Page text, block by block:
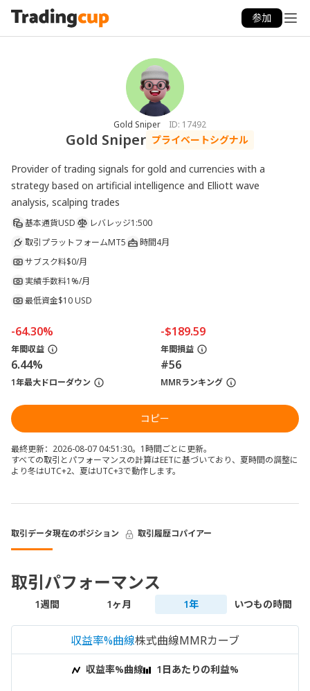
参加
Gold Sniper ID: 17492
Gold Sniper プライベートシグナル
Provider of trading signals for gold and currencies with a
strategy based on artificial intelligence and Elliott wave
analysis, scalping trades
基本通貨USD レバレッジ1:500
取引プラットフォームMT5 時間4月
サブスク料$0/月
実績手数料1%/月
最低資金$10 USD
-64.30%
年間収益
-$189.59
年間損益
6.44%
1年最大ドローダウン
#56
MMRランキング
コピー
最終更新：2026-08-07 04:51:30。1時間ごとに更新。
すべての取引とパフォーマンスの計算はEETに基づいており、夏時間の調整に
より冬はUTC+2、夏はUTC+3で動作します。
取引データ現在のポジション 取引履歴コパイアー
取引パフォーマンス
1週間 1ヶ月 1年 いつもの時間
収益率%曲線株式曲線MMRカーブ
収益率%曲線 1日あたりの利益%